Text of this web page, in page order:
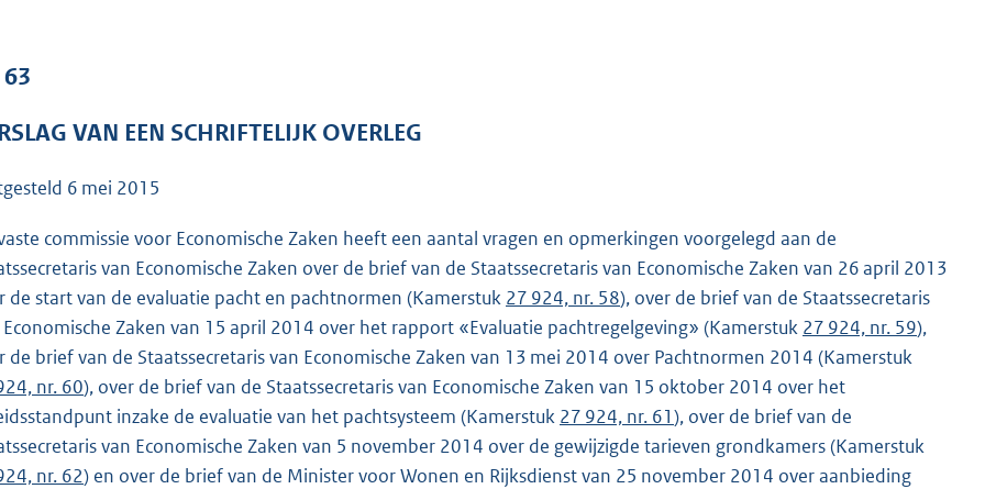
r
t
e
:
1
7
1
K
b
VAN EEN SCHRIFTELIJK OVERLEG
6 mei 2015
commissie voor Economische Zaken heeft een aantal vragen en opmerkingen voorgelegd aan de
van Economische Zaken over de brief van de Staatssecretaris van Economische Zaken van 26 april 2013
de start van de evaluatie pacht en pachtnormen (Kamerstuk 27 924, nr. 58), over de brief van de Staatssecretaris
Zaken van 15 april 2014 over het rapport «Evaluatie pachtregelgeving» (Kamerstuk 27 924, nr. 59),
de brief van de Staatssecretaris van Economische Zaken van 13 mei 2014 over Pachtnormen 2014 (Kamerstuk
nr. 60), over de brief van de Staatssecretaris van Economische Zaken van 15 oktober 2014 over het
inzake de evaluatie van het pachtsysteem (Kamerstuk 27 924, nr. 61), over de brief van de
van Economische Zaken van 5 november 2014 over de gewijzigde tarieven grondkamers (Kamerstuk
nr. 62) en over de brief van de Minister voor Wonen en Rijksdienst van 25 november 2014 over aanbieding